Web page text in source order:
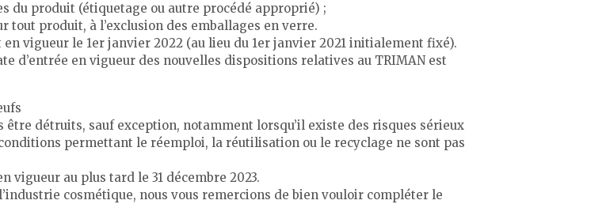
du produit (étiquetage ou autre procédé approprié) ;
produit, à l’exclusion des emballages en verre.
vigueur le 1er janvier 2022 (au lieu du 1er janvier 2021 initialement fixé).
d’entrée en vigueur des nouvelles dispositions relatives au TRIMAN est
détruits, sauf exception, notamment lorsqu’il existe des risques sérieux
permettant le réemploi, la réutilisation ou le recyclage ne sont pas
au plus tard le 31 décembre 2023.
cosmétique, nous vous remercions de bien vouloir compléter le